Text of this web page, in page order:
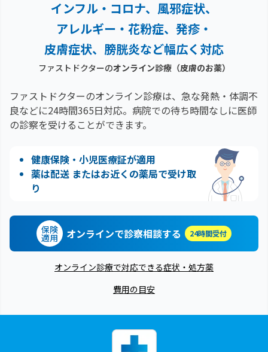
インフル・コロナ、風邪症状、
アレルギー・花粉症、 発疹・
皮膚症状、膀胱炎など幅広く対応
ファストドクターのオンライン診療（皮膚のお薬）
ファストドクターのオンライン診療は、急な発熱・体調不
良などに24時間365日対応。 病院での待ち時間なしに医師
の診察を受けることができます。
健康保険・小児医療証が適用
薬は配送 またはお近くの薬局で受け取
り
保険
適用 オンラインで診察相談する 24時間受付
オンライン診療で対応できる症状・処方薬
費用の目安